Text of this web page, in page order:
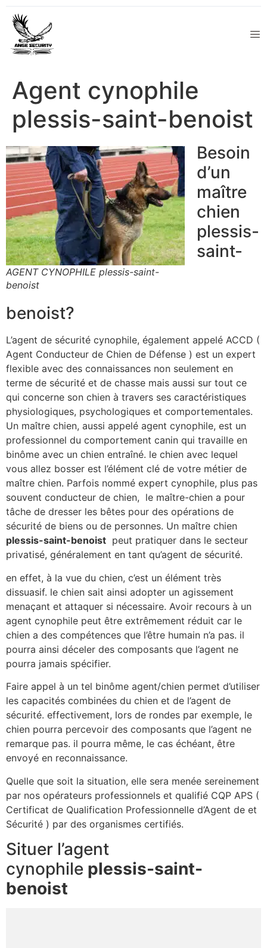
Agent cynophile
plessis-saint-benoist
AGENT CYNOPHILE plessis-saint-
benoist
Besoin
d’un
maître
chien
plessis-
saint-
benoist?
L’agent de sécurité cynophile, également appelé ACCD (
Agent Conducteur de Chien de Défense ) est un expert
flexible avec des connaissances non seulement en
terme de sécurité et de chasse mais aussi sur tout ce
qui concerne son chien à travers ses caractéristiques
physiologiques, psychologiques et comportementales.
Un maître chien, aussi appelé agent cynophile, est un
professionnel du comportement canin qui travaille en
binôme avec un chien entraîné. le chien avec lequel
vous allez bosser est l’élément clé de votre métier de
maître chien. Parfois nommé expert cynophile, plus pas
souvent conducteur de chien, le maître-chien a pour
tâche de dresser les bêtes pour des opérations de
sécurité de biens ou de personnes. Un maître chien
plessis-saint-benoist peut pratiquer dans le secteur
privatisé, généralement en tant qu’agent de sécurité.
en effet, à la vue du chien, c’est un élément très
dissuasif. le chien sait ainsi adopter un agissement
menaçant et attaquer si nécessaire. Avoir recours à un
agent cynophile peut être extrêmement réduit car le
chien a des compétences que l’être humain n’a pas. il
pourra ainsi déceler des composants que l’agent ne
pourra jamais spécifier.
Faire appel à un tel binôme agent/chien permet d’utiliser
les capacités combinées du chien et de l’agent de
sécurité. effectivement, lors de rondes par exemple, le
chien pourra percevoir des composants que l’agent ne
remarque pas. il pourra même, le cas échéant, être
envoyé en reconnaissance.
Quelle que soit la situation, elle sera menée sereinement
par nos opérateurs professionnels et qualifié CQP APS (
Certificat de Qualification Professionnelle d’Agent de et
Sécurité ) par des organismes certifiés.
Situer l’agent
cynophile plessis-saint-
benoist